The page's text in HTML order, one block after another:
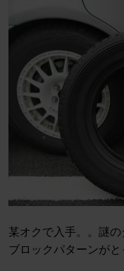
某オクで入手。。謎
ブロックパターンが